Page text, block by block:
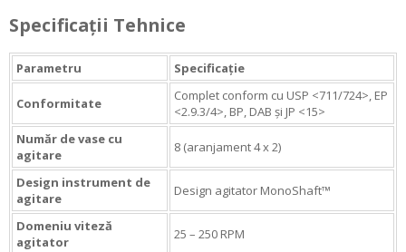
Specificații Tehnice
Parametru Specificație
Conformitate
Complet conform cu USP <711/724>, EP
<2.9.3/4>, BP, DAB și JP <15>
Număr de vase cu
agitare
8 (aranjament 4 x 2)
Design instrument de
agitare
Design agitator MonoShaft™
Domeniu viteză
agitator
25 – 250 RPM